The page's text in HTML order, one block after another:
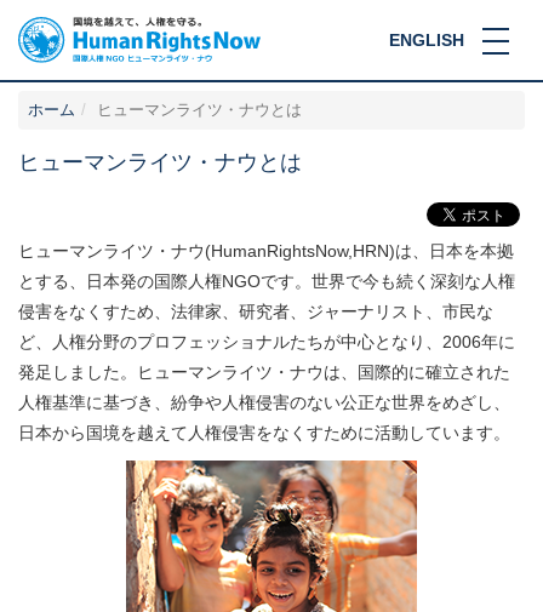
ENGLISH
ホーム ヒューマンライツ・ナウとは
ヒューマンライツ・ナウとは
ヒューマンライツ・ナウ(HumanRightsNow,HRN)は、日本を本拠
とする、日本発の国際人権NGOです。世界で今も続く深刻な人権
侵害をなくすため、法律家、研究者、ジャーナリスト、市民な
ど、人権分野のプロフェッショナルたちが中心となり、2006年に
発足しました。ヒューマンライツ・ナウは、国際的に確立された
人権基準に基づき、紛争や人権侵害のない公正な世界をめざし、
日本から国境を越えて人権侵害をなくすために活動しています。